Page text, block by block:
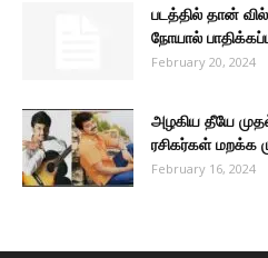
படத்தில் தான்
நோயால்
February 20, 2024
அழகிய தீயே
ரசிகர்கள் மறக்க
February 16, 2024